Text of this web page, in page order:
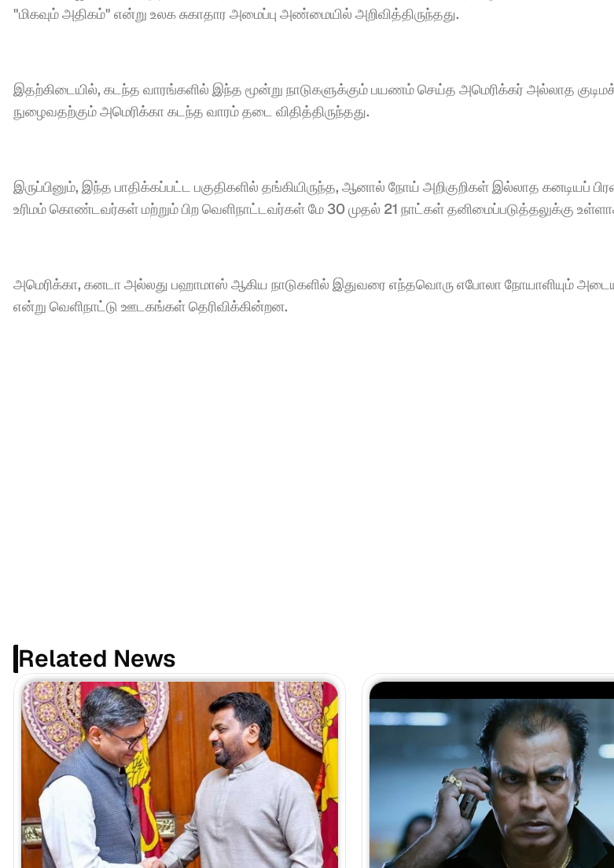
"மிகவும் அதிகம்" என்று உலக சுகாதார அமைப்பு அண்மையில் அறிவித்திருந்தது.
இதற்கிடையில், கடந்த வாரங்களில் இந்த மூன்று நாடுகளுக்கும் பயணம் செய்த அமெரிக்கர் அல்லாத
நுழைவதற்கும் அமெரிக்கா கடந்த வாரம் தடை விதித்திருந்தது.
இருப்பினும், இந்த பாதிக்கப்பட்ட பகுதிகளில் தங்கியிருந்த, ஆனால் நோய் அறிகுறிகள் இல்லாத கனடியப்
உரிமம் கொண்டவர்கள் மற்றும் பிற வெளிநாட்டவர்கள் மே 30 முதல் 21 நாட்கள் தனிமைப்படுத்தலுக்கு
அமெரிக்கா, கனடா அல்லது பஹாமாஸ் ஆகிய நாடுகளில் இதுவரை எந்தவொரு எபோலா நோயாளியும்
என்று வெளிநாட்டு ஊடகங்கள் தெரிவிக்கின்றன.
Related News